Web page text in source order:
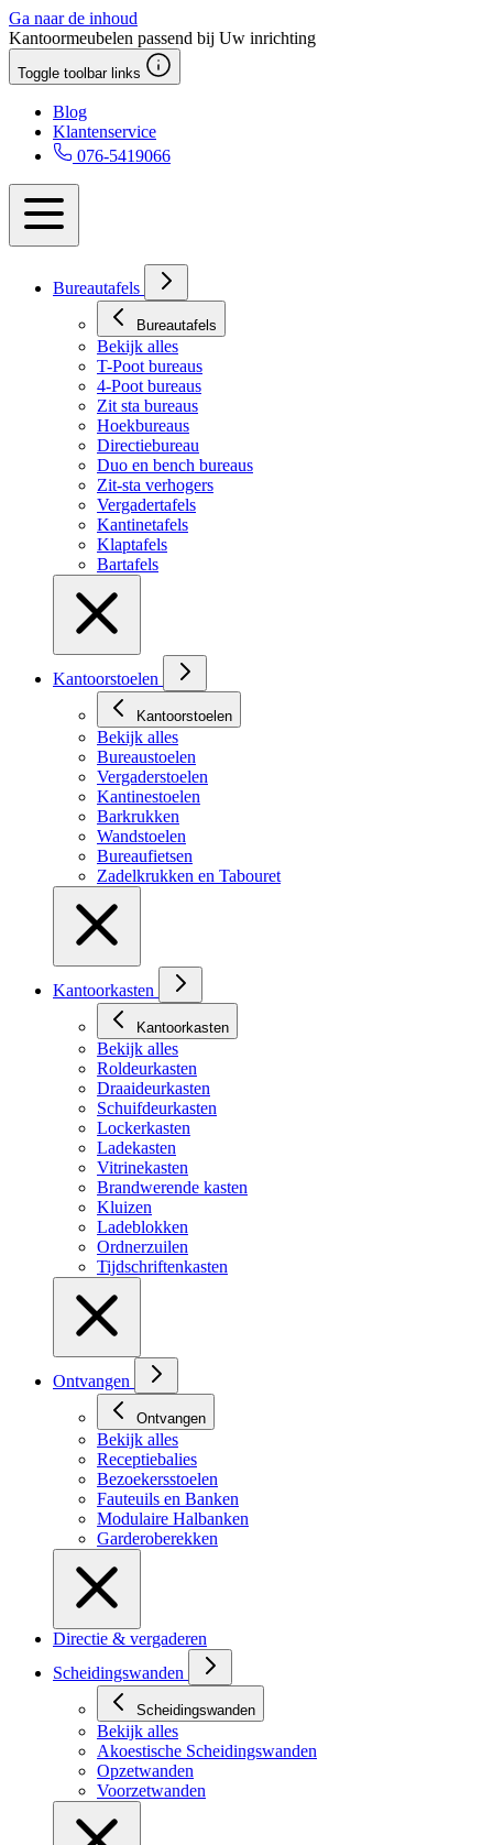
Ga naar de inhoud
Kantoormeubelen passend bij Uw inrichting
Toggle toolbar links
Blog
Klantenservice
076-5419066
Bureautafels
Bureautafels
Bekijk alles
T-Poot bureaus
4-Poot bureaus
Zit sta bureaus
Hoekbureaus
Directiebureau
Duo en bench bureaus
Zit-sta verhogers
Vergadertafels
Kantinetafels
Klaptafels
Bartafels
Kantoorstoelen
Kantoorstoelen
Bekijk alles
Bureaustoelen
Vergaderstoelen
Kantinestoelen
Barkrukken
Wandstoelen
Bureaufietsen
Zadelkrukken en Tabouret
Kantoorkasten
Kantoorkasten
Bekijk alles
Roldeurkasten
Draaideurkasten
Schuifdeurkasten
Lockerkasten
Ladekasten
Vitrinekasten
Brandwerende kasten
Kluizen
Ladeblokken
Ordnerzuilen
Tijdschriftenkasten
Ontvangen
Ontvangen
Bekijk alles
Receptiebalies
Bezoekersstoelen
Fauteuils en Banken
Modulaire Halbanken
Garderoberekken
Directie & vergaderen
Scheidingswanden
Scheidingswanden
Bekijk alles
Akoestische Scheidingswanden
Opzetwanden
Voorzetwanden